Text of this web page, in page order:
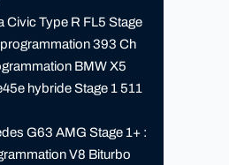
Civic Type R FL5 Stage
393 Ch
BMW X5
hybride Stage 1 511
G63 AMG Stage 1+ :
V8 Biturbo